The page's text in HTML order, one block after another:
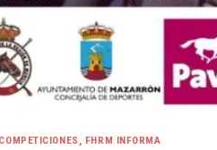
COMPETICIONES , FHRM INFORMA